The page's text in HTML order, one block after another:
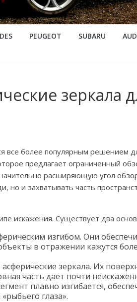
PEUGEOT SUBARU
зеркала
все более популярным решением
предлагает ограниченный
расширяющую угол
но и захватывать часть
искажения. Существует два
изгибом. Они
в отражении кажутся
зеркала. Их
часть дает почти
плавно изгибается,
глаза».